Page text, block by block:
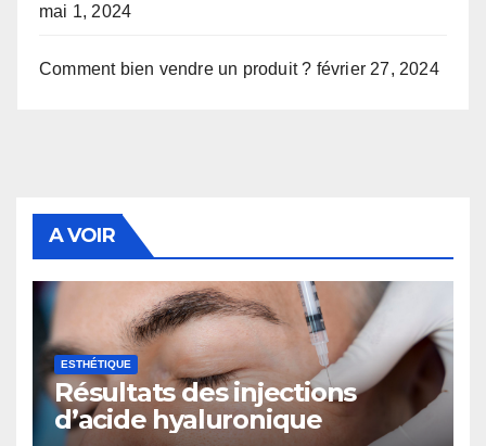
mai 1, 2024
Comment bien vendre un produit ? février 27, 2024
A VOIR
ESTHÉTIQUE
Résultats des injections
d’acide hyaluronique